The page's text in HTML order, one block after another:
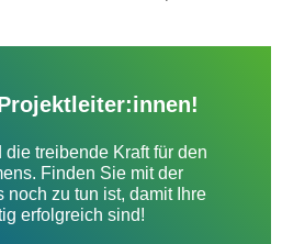
treibende Kraft für den
Finden Sie mit der
zu tun ist, damit Ihre
erfolgreich sind!